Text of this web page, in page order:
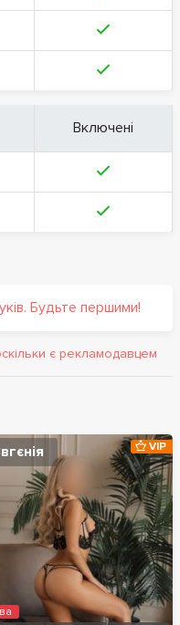
Включені
Будьте першими!
є рекламодавцем
VIP